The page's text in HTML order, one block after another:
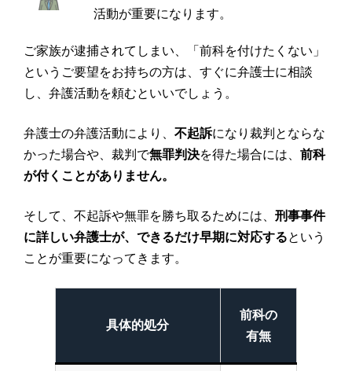
活動が重要になります。
ご家族が逮捕されてしまい、「前科を付けたくない」
というご要望をお持ちの方は、すぐに弁護士に相談
し、弁護活動を頼むといいでしょう。
弁護士の弁護活動により、 不起訴になり裁判とならな
かった場合や、裁判で無罪判決を得た場合には、 前科
が付くことがありません。
そして、不起訴や無罪を勝ち取るためには、 刑事事件
に詳しい弁護士が、できるだけ早期に対応するという
ことが重要になってきます。
具体的処分
前科の
有無